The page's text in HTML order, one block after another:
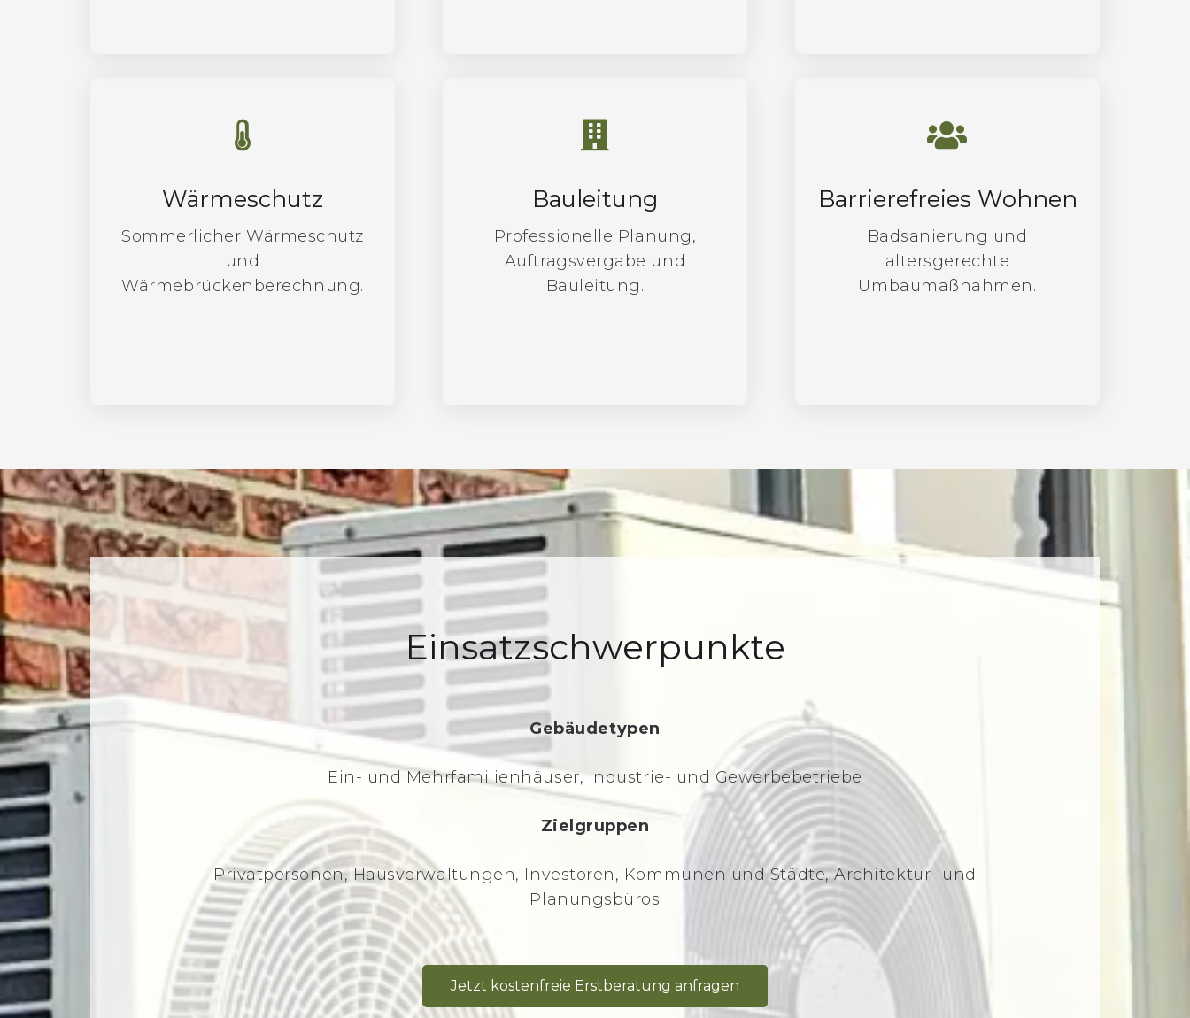
Wärmeschutz
Sommerlicher Wärmeschutz
und
Wärmebrückenberechnung.
Bauleitung
Professionelle Planung,
Auftragsvergabe und
Bauleitung.
Barrierefreies Wohnen
Badsanierung und
altersgerechte
Umbaumaßnahmen.
Einsatzschwerpunkte
Gebäudetypen
Ein- und Mehrfamilienhäuser, Industrie- und Gewerbebetriebe
Zielgruppen
Privatpersonen, Hausverwaltungen, Investoren, Kommunen und Städte, Architektur- und
Planungsbüros
Jetzt kostenfreie Erstberatung anfragen